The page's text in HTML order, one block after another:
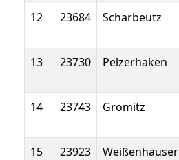
12
23684 Scharbeutz
13
23730 Pelzerhaken
14
23743 Grömitz
15
23923
Weißenhäuser